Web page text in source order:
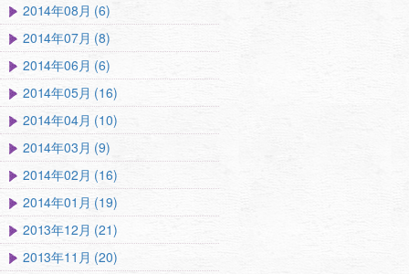
2014年08月 (6)
2014年07月 (8)
2014年06月 (6)
2014年05月 (16)
2014年04月 (10)
2014年03月 (9)
2014年02月 (16)
2014年01月 (19)
2013年12月 (21)
2013年11月 (20)